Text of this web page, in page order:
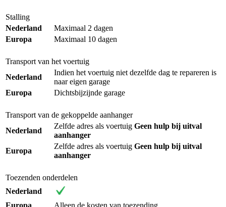
Stalling
Nederland
Maximaal 2 dagen
Europa
Maximaal 10 dagen
Transport van het voertuig
Nederland
Indien het voertuig niet dezelfde dag te repareren is
naar eigen garage
Europa
Dichtsbijzijnde garage
Transport van de gekoppelde aanhanger
Nederland
Zelfde adres als voertuig Geen hulp bij uitval
aanhanger
Europa
Zelfde adres als voertuig Geen hulp bij uitval
aanhanger
Toezenden onderdelen
Nederland
Europa
Alleen de kosten van toezending